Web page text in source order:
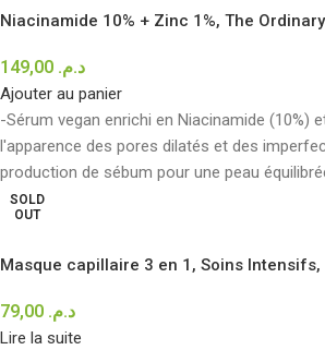
Niacinamide 10% + Zinc 1%, The Ordinary
د.م.
Ajouter au panier
-Sérum vegan enrichi en Niacinamide (10%)
l'apparence des pores dilatés et des
production de sébum pour une peau
SOLD
OUT
Masque capillaire 3 en 1, Soins Intensifs,
د.م.
Lire la suite